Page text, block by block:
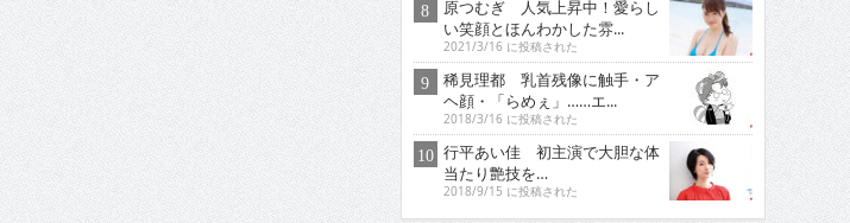
原つむぎ 人気上昇中！愛らし
い笑顔とほんわかした雰...
2021/3/16 に投稿された
稀見理都 乳首残像に触手・ア
ヘ顔・「らめぇ」……エ...
2018/3/16 に投稿された
行平あい佳 初主演で大胆な体
当たり艶技を…
2018/9/15 に投稿された